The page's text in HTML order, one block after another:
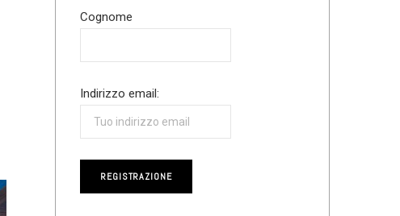
Cognome
Indirizzo email: